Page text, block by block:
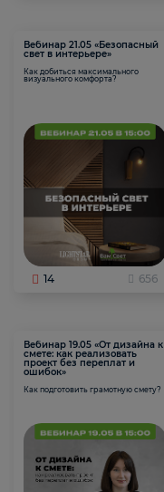
Вебинар 21.05 «Безопасный
свет в интерьере»
Как добиться максимального
визуального комфорта?
14 656
Вебинар 19.05 «От дизайна к
смете: как реализовать
проект без переплат и
ошибок»
Как подготовить грамотную смету?